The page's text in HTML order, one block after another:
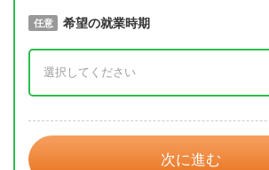
必須 取得予定年
任意 希望の就業時期
次に進む